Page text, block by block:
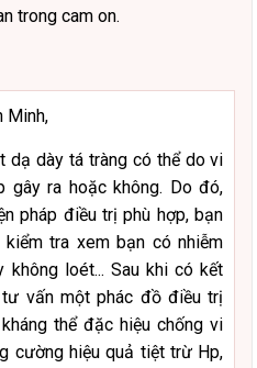
trong cam on.
Minh,
dạ dày tá tràng có thể do vi
gây ra hoặc không. Do đó,
pháp điều trị phù hợp, bạn
kiểm tra xem bạn có nhiễm
không loét... Sau khi có kết
vấn một phác đồ điều trị
thể đặc hiệu chống vi
cường hiệu quả tiệt trừ Hp,